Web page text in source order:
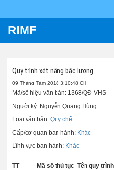
RIMF
Quy trình xét nâng bậc lương
09 Tháng Tám 2018 3:10:48 CH
Mã/số hiệu văn bản: 1368/QĐ-VHS
Người ký: Nguyễn Quang Hùng
Loại văn bản: Quy chế
Cấp/cơ quan ban hành: Khác
Lĩnh vực ban hành: Khác
TT Mã số thủ tục Tên quy trình